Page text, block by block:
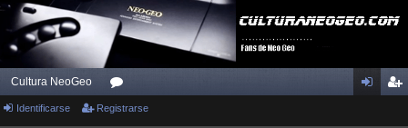
Cultura NeoGeo
or
Identificarse Registrarse